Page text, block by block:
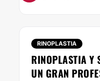
RINOPLASTIA
RINOPLASTIA Y
UN GRAN